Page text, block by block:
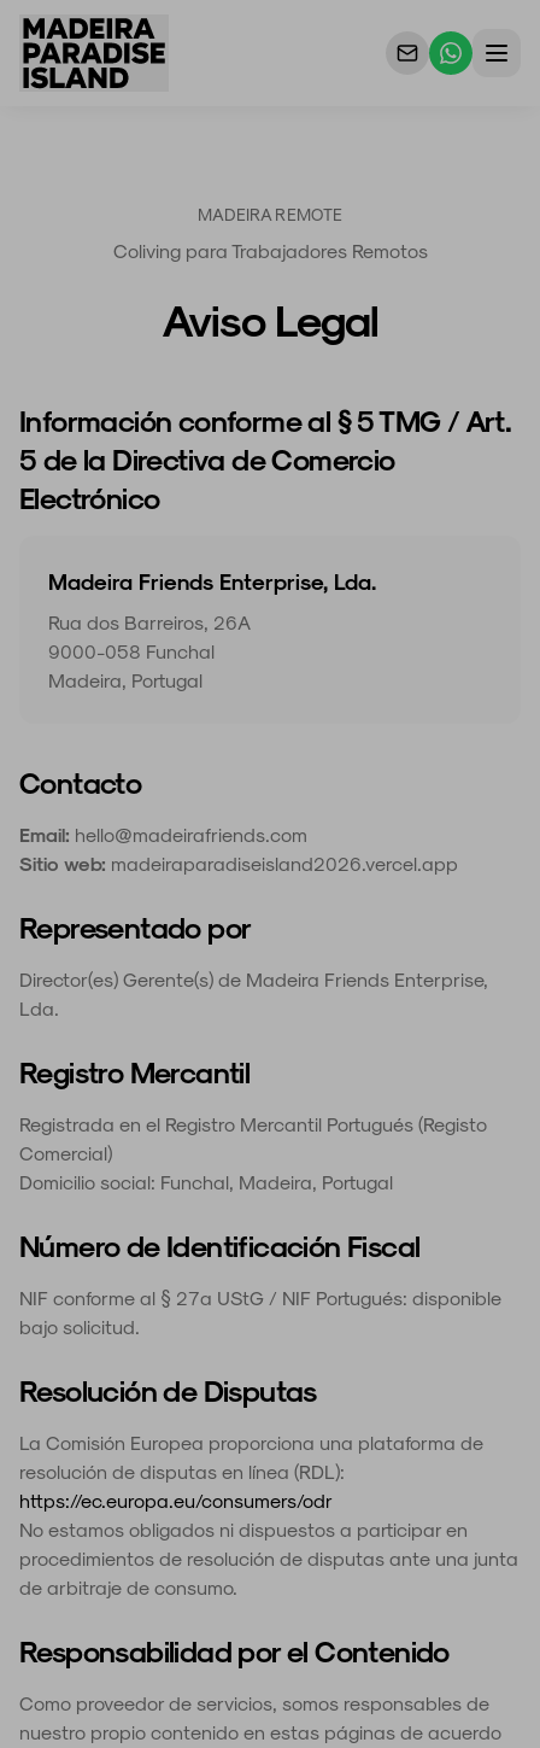
MADEIRA REMOTE
Coliving para Trabajadores Remotos
Aviso Legal
Información conforme al § 5 TMG / Art.
5 de la Directiva de Comercio
Electrónico
Madeira Friends Enterprise, Lda.
Rua dos Barreiros, 26A
9000-058 Funchal
Madeira, Portugal
Contacto
Email: hello@madeirafriends.com
Sitio web: madeiraparadiseisland2026.vercel.app
Representado por
Director(es) Gerente(s) de Madeira Friends Enterprise,
Lda.
Registro Mercantil
Registrada en el Registro Mercantil Portugués (Registo
Comercial)
Domicilio social: Funchal, Madeira, Portugal
Número de Identificación Fiscal
NIF conforme al § 27a UStG / NIF Portugués: disponible
bajo solicitud.
Resolución de Disputas
La Comisión Europea proporciona una plataforma de
resolución de disputas en línea (RDL):
https://ec.europa.eu/consumers/odr
No estamos obligados ni dispuestos a participar en
procedimientos de resolución de disputas ante una junta
de arbitraje de consumo.
Responsabilidad por el Contenido
Como proveedor de servicios, somos responsables de
nuestro propio contenido en estas páginas de acuerdo